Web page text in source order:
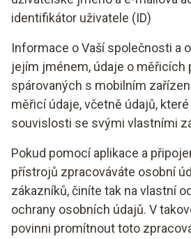
identifikátor uživatele (ID)
Informace o Vaší společnosti a
jejím jménem, údaje o měřicích
spárovaných s mobilním
měřicí údaje, včetně údajů,
souvislosti se svými vlastními
Pokud pomocí aplikace a
přístrojů zpracováváte osobní
zákazníků, činíte tak na vlastní
ochrany osobních údajů. V
povinni promítnout toto